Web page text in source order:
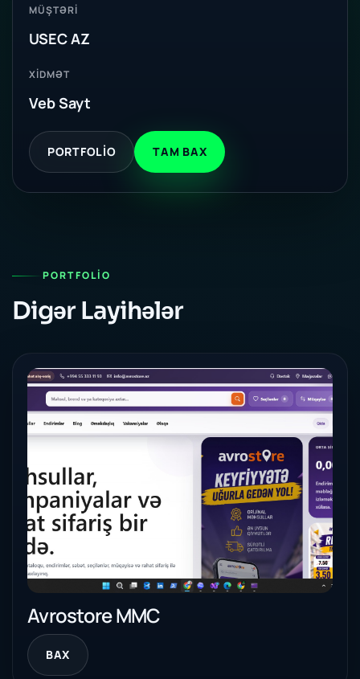
MÜŞTƏRI
USEC AZ
XIDMƏT
Veb Sayt
PORTFOLIO TAM BAX
PORTFOLIO
Digər Layihələr
Avrostore MMC
BAX